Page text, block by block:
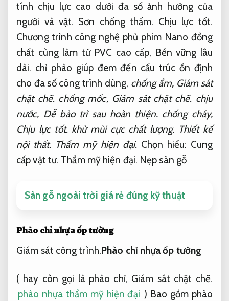
tính chịu lực cao dưới đa số ảnh hưởng của
người và vật. Sơn chống thấm. Chịu lực tốt.
Chương trình công nghệ phủ phim Nano đồng
chất cùng làm từ PVC cao cấp, Bền vững lâu
dài. chỉ phào giúp đem đến cấu trúc ổn định
cho đa số công trình dùng, chống ẩm, Giám sát
chặt chẽ. chống mốc, Giám sát chặt chẽ. chịu
nước, Dễ bảo trì sau hoàn thiện.chống cháy,
Chịu lực tốt.khử mùi cực chất lượng. Thiết kế
nội thất. Thẩm mỹ hiện đại. Chọn hiểu: Cung
cấp vật tư. Thẩm mỹ hiện đại. Nẹp sàn gỗ
Sàn gỗ ngoài trời giá rẻ đúng kỹ thuật
Phào chỉ nhựa ốp tường
Giám sát công trình.Phào chỉ nhựa ốp tường
( hay còn gọi là phào chỉ, Giám sát chặt chẽ.
phào nhựa thẩm mỹ hiện đại ) Bao gồm phào